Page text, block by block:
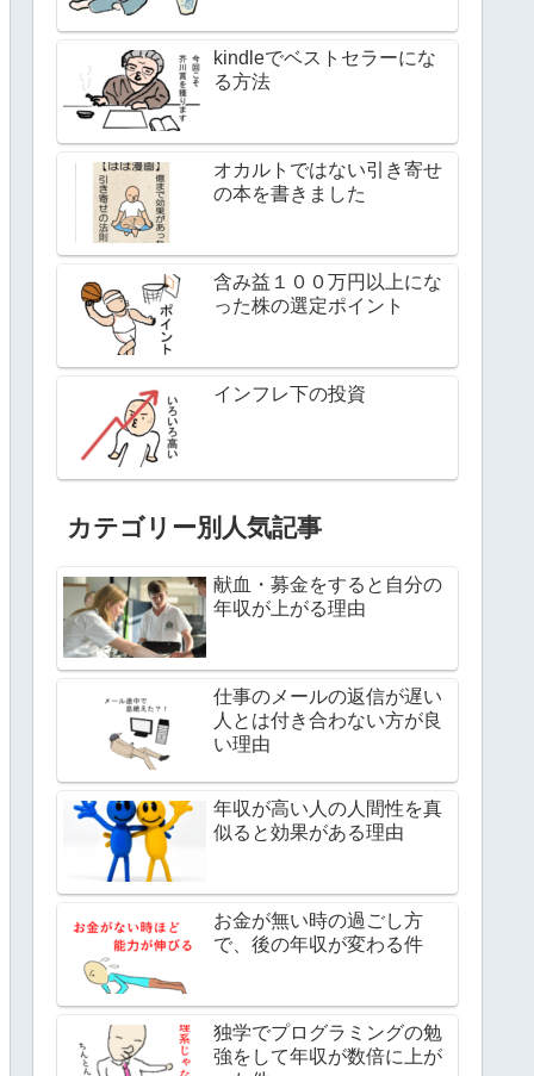
kindleでベストセラーにな
る方法
オカルトではない引き寄せ
の本を書きました
含み益１００万円以上にな
った株の選定ポイント
インフレ下の投資
カテゴリー別人気記事
献血・募金をすると自分の
年収が上がる理由
仕事のメールの返信が遅い
人とは付き合わない方が良
い理由
年収が高い人の人間性を真
似ると効果がある理由
お金が無い時の過ごし方
で、後の年収が変わる件
独学でプログラミングの勉
強をして年収が数倍に上が